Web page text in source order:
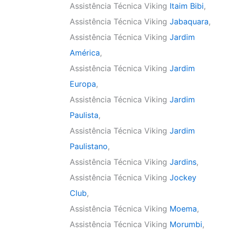
Assistência Técnica Viking Itaim Bibi,
Assistência Técnica Viking Jabaquara,
Assistência Técnica Viking Jardim
América,
Assistência Técnica Viking Jardim
Europa,
Assistência Técnica Viking Jardim
Paulista,
Assistência Técnica Viking Jardim
Paulistano,
Assistência Técnica Viking Jardins,
Assistência Técnica Viking Jockey
Club,
Assistência Técnica Viking Moema,
Assistência Técnica Viking Morumbi,